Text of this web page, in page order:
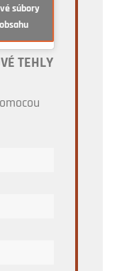
súbory
TEHLY